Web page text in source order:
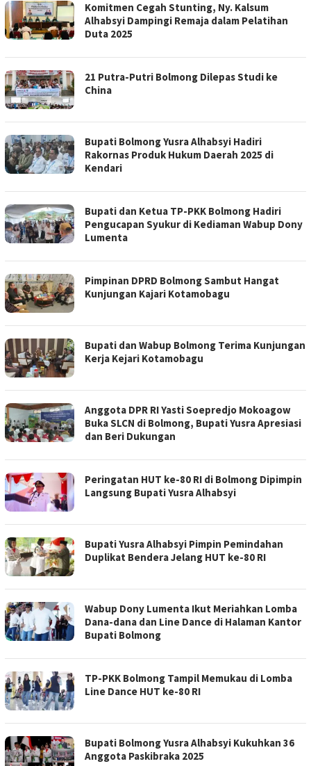
Komitmen Cegah Stunting, Ny. Kalsum
Alhabsyi Dampingi Remaja dalam Pelatihan
Duta 2025
21 Putra-Putri Bolmong Dilepas Studi ke
China
Bupati Bolmong Yusra Alhabsyi Hadiri
Rakornas Produk Hukum Daerah 2025 di
Kendari
Bupati dan Ketua TP-PKK Bolmong Hadiri
Pengucapan Syukur di Kediaman Wabup Dony
Lumenta
Pimpinan DPRD Bolmong Sambut Hangat
Kunjungan Kajari Kotamobagu
Bupati dan Wabup Bolmong Terima Kunjungan
Kerja Kejari Kotamobagu
Anggota DPR RI Yasti Soepredjo Mokoagow
Buka SLCN di Bolmong, Bupati Yusra Apresiasi
dan Beri Dukungan
Peringatan HUT ke-80 RI di Bolmong Dipimpin
Langsung Bupati Yusra Alhabsyi
Bupati Yusra Alhabsyi Pimpin Pemindahan
Duplikat Bendera Jelang HUT ke-80 RI
Wabup Dony Lumenta Ikut Meriahkan Lomba
Dana-dana dan Line Dance di Halaman Kantor
Bupati Bolmong
TP-PKK Bolmong Tampil Memukau di Lomba
Line Dance HUT ke-80 RI
Bupati Bolmong Yusra Alhabsyi Kukuhkan 36
Anggota Paskibraka 2025